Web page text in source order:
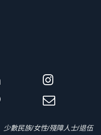
少數民族/女性/殘障人士/退伍